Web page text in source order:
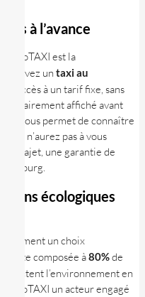
à l’avance
HelloTAXI est la
un taxi au
accès à un tarif fixe, sans
clairement affiché avant
vous permet de connaître
n’aurez pas à vous
le trajet, une garantie de
écologiques
un choix
flotte composée à80%de
l’environnement en
HelloTAXI un acteur engagé